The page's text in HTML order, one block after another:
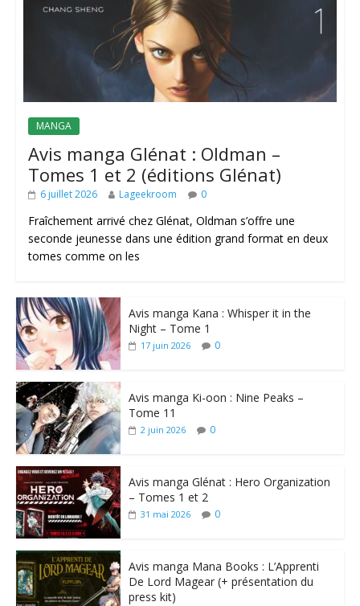
MANGA
Avis manga Glénat : Oldman –
Tomes 1 et 2 (éditions Glénat)
6 juillet 2026 Lageekroom 0
Fraîchement arrivé chez Glénat, Oldman s’offre une
seconde jeunesse dans une édition grand format en deux
tomes comme on les
Avis manga Kana : Whisper it in the
Night – Tome 1
17 juin 2026 0
Avis manga Ki-oon : Nine Peaks –
Tome 11
2 juin 2026 0
Avis manga Glénat : Hero Organization
– Tomes 1 et 2
31 mai 2026 0
Avis manga Mana Books : L’Apprenti
De Lord Magear (+ présentation du
press kit)